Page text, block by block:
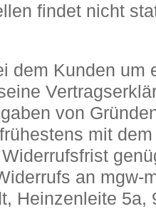
findet nicht
dem Kunden um
von
mit
an mgw-
Heinzenleite 5a,